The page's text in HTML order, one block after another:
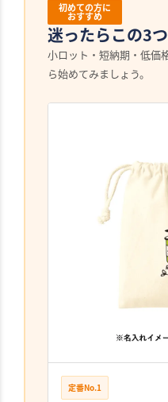
初めての方に
おすすめ
迷ったらこの3
小ロット・短納期・低価
ら始めてみましょう。
定番No.1